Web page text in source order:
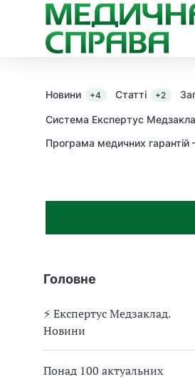
Новини +4 Статті +2
Система Експертус
Програма медичних
Головне
⚡️ Експертус Медзаклад.
Новини
Понад 100 актуальних